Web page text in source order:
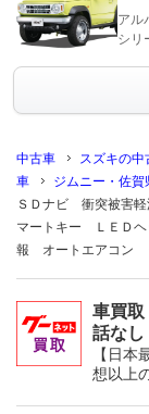
アル
シリ
中古車 スズキの中
車
ジムニー・佐
ＳＤナビ 衝突被害
マートキー ＬＥＤ
報 オートエアコン
車買
話なし
【日
想以上